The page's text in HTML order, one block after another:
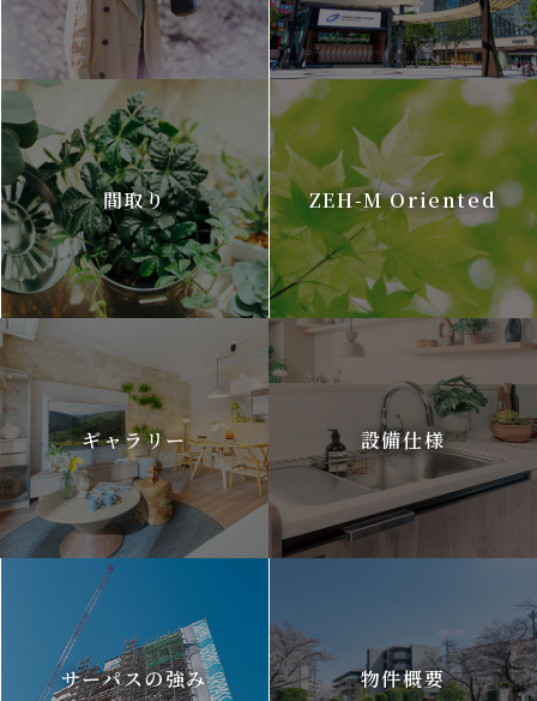
間取り ZEH-M Oriented
ギャラリー 設備仕様
サーパスの強み 物件概要